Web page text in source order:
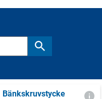
Bänkskruvstycke